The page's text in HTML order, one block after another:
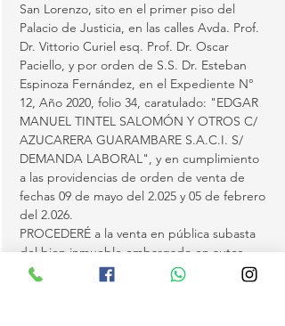
San Lorenzo, sito en el primer piso del
Palacio de Justicia, en las calles Avda. Prof.
Dr. Vittorio Curiel esq. Prof. Dr. Oscar
Paciello, y por orden de S.S. Dr. Esteban
Espinoza Fernández, en el Expediente N°
12, Año 2020, folio 34, caratulado: "EDGAR
MANUEL TINTEL SALOMÓN Y OTROS C/
AZUCARERA GUARAMBARE S.A.C.I. S/
DEMANDA LABORAL", y en cumplimiento
a las providencias de orden de venta de
fechas 09 de mayo del 2.025 y 05 de febrero
del 2.026.
PROCEDERÉ a la venta en pública subasta
del bien inmueble embargado en autos,
con todo lo en él clavado, plantado y